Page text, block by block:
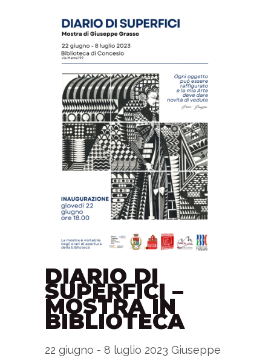
DIARIO DI
SUPERFICI –
MOSTRA IN
BIBLIOTECA
22 giugno - 8 luglio 2023 Giuseppe